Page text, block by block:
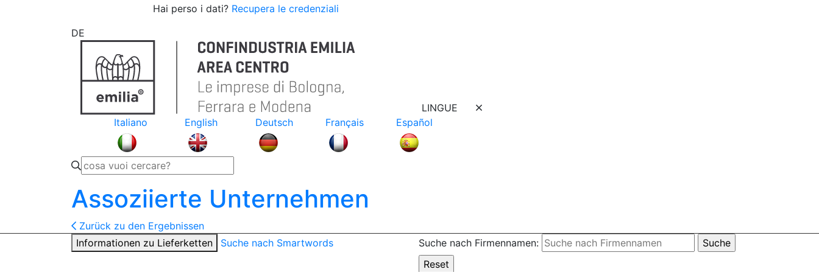
Hai perso i dati? Recupera le credenziali
DE
LINGUE
Italiano
English Deutsch Français Español
Assoziierte Unternehmen
Zurück zu den Ergebnissen
Informationen zu Lieferketten
Suche nach Smartwords Suche nach Firmennamen: